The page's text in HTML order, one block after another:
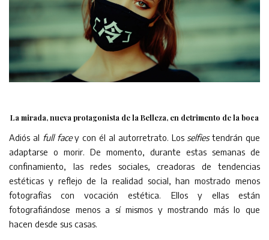
La mirada, nueva protagonista de la Belleza, en detrimento de la boca
Adiós al full facey con él al autorretrato. Los selfiestendrán que
adaptarse o morir. De momento, durante estas semanas de
confinamiento, las redes sociales, creadoras de tendencias
estéticas y reflejo de la realidad social, han mostrado menos
fotografías con vocación estética. Ellos y ellas están
fotografiándose menos a sí mismos y mostrando más lo que
hacen desde sus casas.